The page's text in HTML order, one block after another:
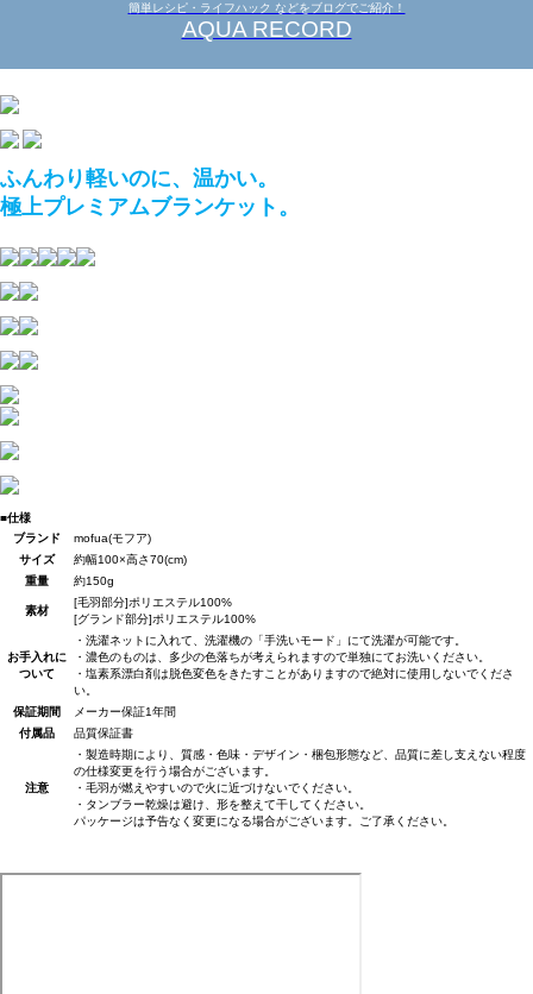
簡単レシピ・ライフハック などをブログでご紹介！
AQUA RECORD
ふんわり軽いのに、温かい。
極上プレミアムブランケット。
■仕様
ブランド
mofua(モフア)
サイズ
約幅100×高さ70(cm)
重量
約150g
素材
[毛羽部分]ポリエステル100%
[グランド部分]ポリエステル100%
お手入れに
ついて
・洗濯ネットに入れて、洗濯機の「手洗いモード」にて洗濯が可能です。
・濃色のものは、多少の色落ちが考えられますので単独にてお洗いください。
・塩素系漂白剤は脱色変色をきたすことがありますので絶対に使用しないでくださ
い。
保証期間
メーカー保証1年間
付属品
品質保証書
注意
・製造時期により、質感・色味・デザイン・梱包形態など、品質に差し支えない程度
の仕様変更を行う場合がございます。
・毛羽が燃えやすいので火に近づけないでください。
・タンブラー乾燥は避け、形を整えて干してください。
パッケージは予告なく変更になる場合がございます。ご了承ください。